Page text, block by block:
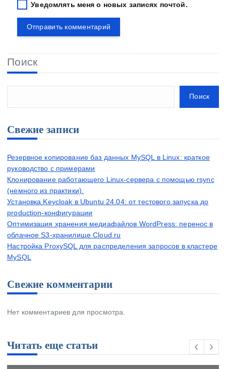
Уведомлять меня о новых записях почтой.
Поиск
Поиск
Свежие записи
Резервное копирование баз данных MySQL в Linux: краткое
руководство с примерами
Клонирование работающего Linux-сервера с помощью rsync
(немного из практики).
Установка Keycloak в Ubuntu 24.04: от тестового запуска до
production-конфигурации
Оптимизация хранения медиафайлов WordPress: перенос в
облачное S3-хранилище Cloud.ru
Настройка ProxySQL для распределения запросов в кластере
MySQL
Свежие комментарии
Нет комментариев для просмотра.
Читать еще статьи